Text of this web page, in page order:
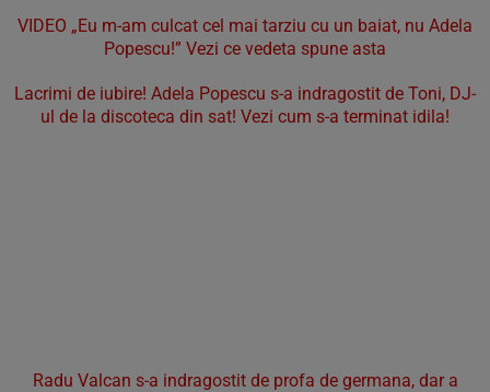
VIDEO „Eu m-am culcat cel mai tarziu cu un baiat, nu Adela
Popescu!” Vezi ce vedeta spune asta
Lacrimi de iubire! Adela Popescu s-a indragostit de Toni, DJ-
ul de la discoteca din sat! Vezi cum s-a terminat idila!
Radu Valcan s-a indragostit de profa de germana, dar a